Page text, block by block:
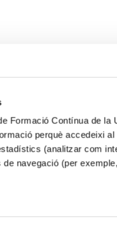
Formació Contínua de
perquè accedeixi
(analitzar com
navegació (per